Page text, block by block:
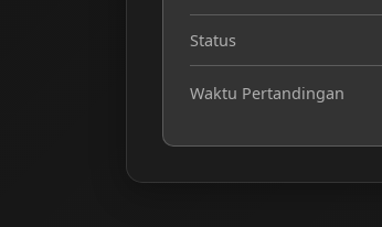
Status
Waktu Pertandingan